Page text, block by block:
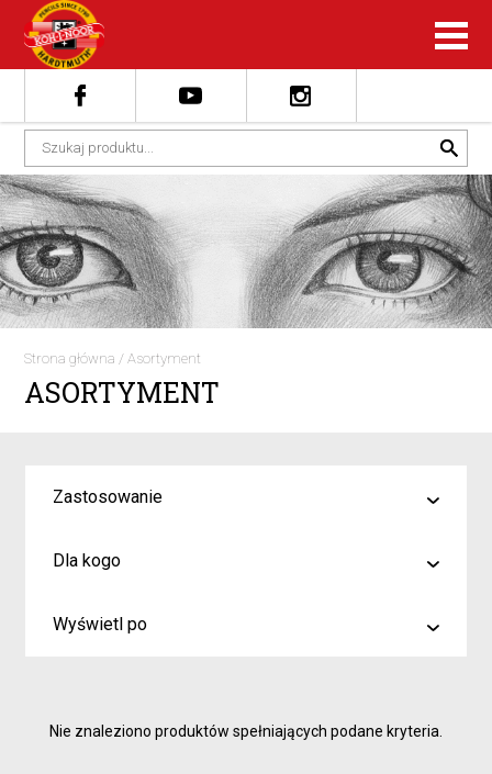
Strona główna /Asortyment
ASORTYMENT
Zastosowanie
malowanie
kreślenie
Dla kogo
Artyści i profesjonaliści
Inspiracje dla rodziców i dzieci
Wyświetl po
Nie znaleziono produktów spełniających podane kryteria.